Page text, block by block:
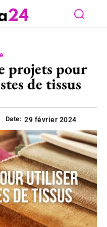
projets pour
de tissus
Date: 29 février 2024